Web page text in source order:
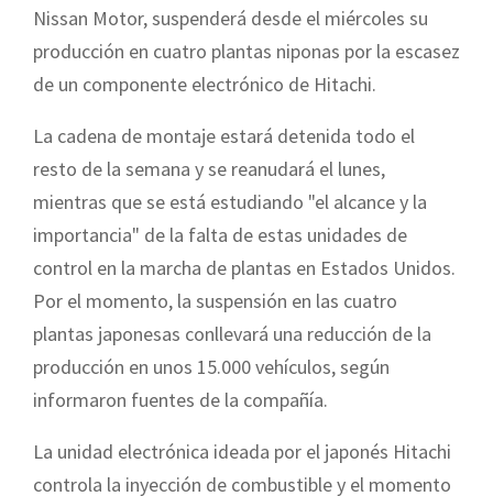
Nissan Motor, suspenderá desde el miércoles su
producción en cuatro plantas niponas por la escasez
de un componente electrónico de Hitachi.
La cadena de montaje estará detenida todo el
resto de la semana y se reanudará el lunes,
mientras que se está estudiando "el alcance y la
importancia" de la falta de estas unidades de
control en la marcha de plantas en Estados Unidos.
Por el momento, la suspensión en las cuatro
plantas japonesas conllevará una reducción de la
producción en unos 15.000 vehículos, según
informaron fuentes de la compañía.
La unidad electrónica ideada por el japonés Hitachi
controla la inyección de combustible y el momento